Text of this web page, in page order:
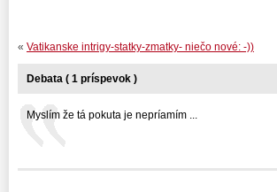
« Vatikanske intrigy-statky-zmatky- niečo nové: -))
Debata ( 1 príspevok )
Myslím že tá pokuta je nepríamím ...